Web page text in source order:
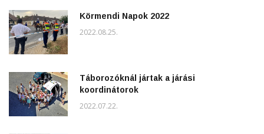
Körmendi Napok 2022
2022.08.25.
Táborozóknál jártak a járási
koordinátorok
2022.07.22.